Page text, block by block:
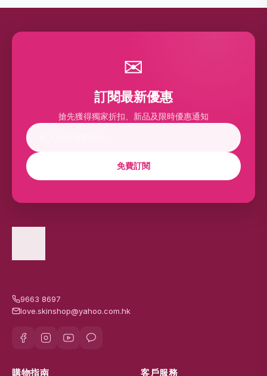
✉
訂閱最新優惠
搶先獲得獨家折扣、新品及限時優惠通知
免費訂閱
9663 8697
love.skinshop@yahoo.com.hk
購物指南 客戶服務